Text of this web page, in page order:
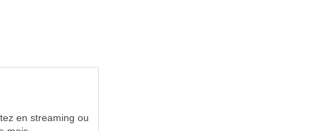
en streaming ou